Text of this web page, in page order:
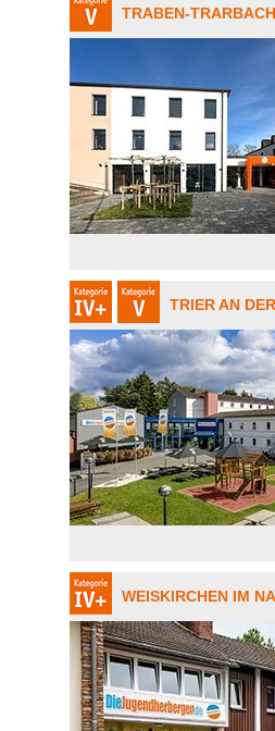
TRABEN-TRARBACH
TRIER AN
WEISKIRCHEN IM